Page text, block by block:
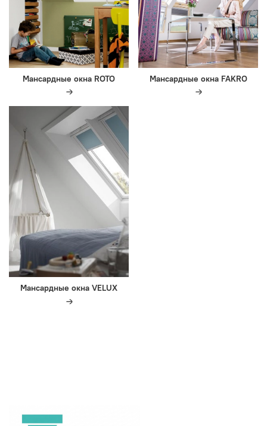
Мансардные окна ROTO Мансардные окна FAKRO
Мансардные окна VELUX